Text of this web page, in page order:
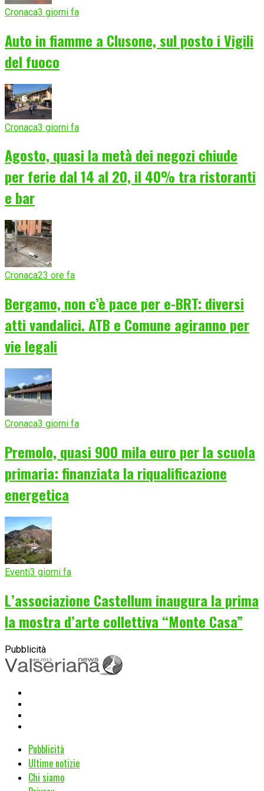
Cronaca3 giorni fa
Auto in fiamme a Clusone, sul posto i Vigili
del fuoco
Cronaca3 giorni fa
Agosto, quasi la metà dei negozi chiude
per ferie dal 14 al 20, il 40% tra ristoranti
e bar
Cronaca23 ore fa
Bergamo, non c’è pace per e-BRT: diversi
atti vandalici. ATB e Comune agiranno per
vie legali
Cronaca3 giorni fa
Premolo, quasi 900 mila euro per la scuola
primaria: finanziata la riqualificazione
energetica
Eventi3 giorni fa
L’associazione Castellum inaugura la prima
la mostra d’arte collettiva “Monte Casa”
Pubblicità
Pubblicità
Ultime notizie
Chi siamo